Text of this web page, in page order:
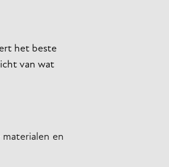
het beste
van wat
en